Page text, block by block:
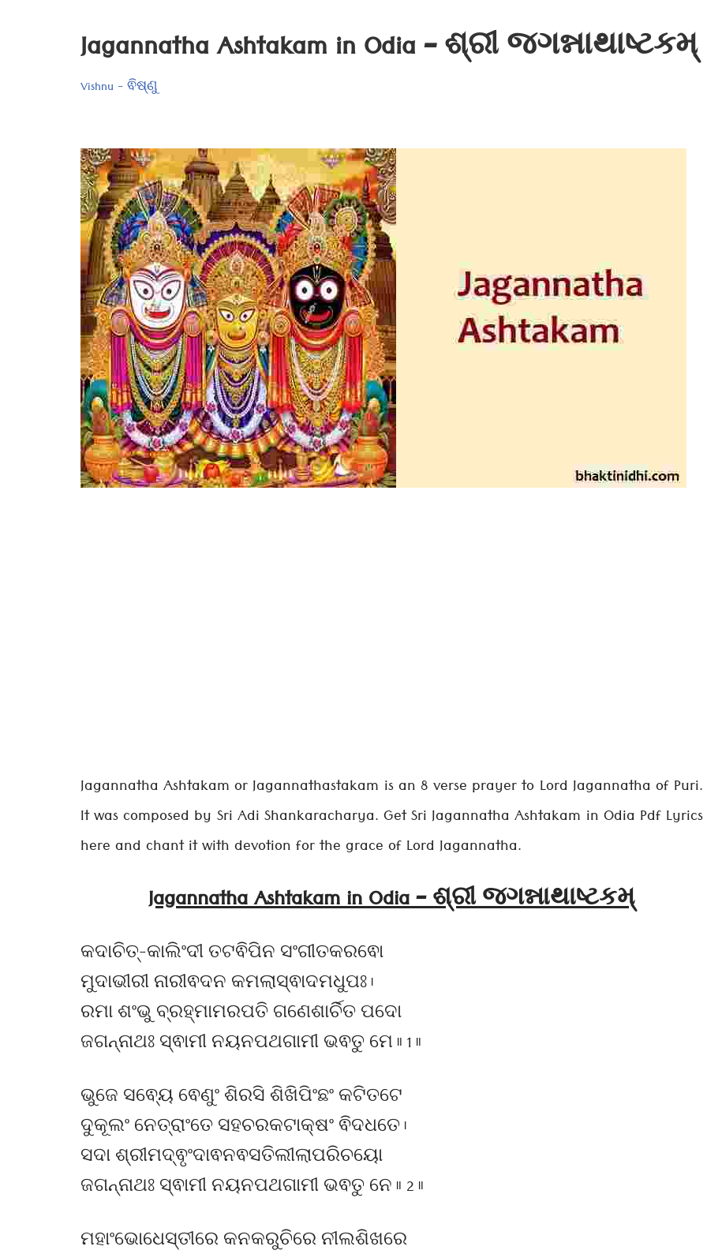
Jagannatha Ashtakam in Odia – ଶ୍ରୀ જગન્નાથાષ્ટકમ્
Vishnu - ଵିଷ୍ଣୁ
Jagannatha Ashtakam or Jagannathastakam is an 8 verse prayer to Lord Jagannatha of Puri.
It was composed by Sri Adi Shankaracharya. Get Sri Jagannatha Ashtakam in Odia Pdf Lyrics
here and chant it with devotion for the grace of Lord Jagannatha.
Jagannatha Ashtakam in Odia – ଶ୍ରୀ જગન્નાથાષ્ટકમ્
କଦାଚିତ୍-କାଲିଂଦୀ ତଟଵିପିନ ସଂଗୀତକରଵୋ
ମୁଦାଭୀରୀ ନାରୀଵଦନ କମଲାସ୍ଵାଦମଧୁପଃ ।
ରମା ଶଂଭୁ ବ୍ରହ୍ମାମରପତି ଗଣେଶାର୍ଚିତ ପଦୋ
ଜଗନ୍ନାଥଃ ସ୍ଵାମୀ ନୟନପଥଗାମୀ ଭଵତୁ ମେ ॥ 1 ॥
ଭୁଜେ ସଵ୍ୟେ ଵେଣୁଂ ଶିରସି ଶିଖିପିଂଛଂ କଟିତଟେ
ଦୁକୂଲଂ ନେତ୍ରାଂତେ ସହଚରକଟାକ୍ଷଂ ଵିଦଧତେ ।
ସଦା ଶ୍ରୀମଦ୍ଵୃଂଦାଵନଵସତିଲୀଲାପରିଚୟୋ
ଜଗନ୍ନାଥଃ ସ୍ଵାମୀ ନୟନପଥଗାମୀ ଭଵତୁ ନେ ॥ 2 ॥
ମହାଂଭୋଧେସ୍ତୀରେ କନକରୁଚିରେ ନୀଲଶିଖରେ